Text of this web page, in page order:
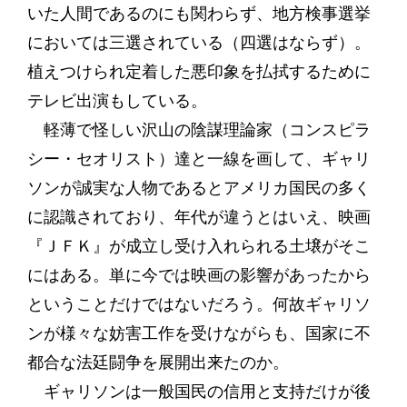
いた人間であるのにも関わらず、地方検事選挙
においては三選されている（四選はならず）。
植えつけられ定着した悪印象を払拭するために
テレビ出演もしている。
軽薄で怪しい沢山の陰謀理論家（コンスピラ
シー・セオリスト）達と一線を画して、ギャリ
ソンが誠実な人物であるとアメリカ国民の多く
に認識されており、年代が違うとはいえ、映画
『ＪＦＫ』が成立し受け入れられる土壌がそこ
にはある。単に今では映画の影響があったから
ということだけではないだろう。何故ギャリソ
ンが様々な妨害工作を受けながらも、国家に不
都合な法廷闘争を展開出来たのか。
ギャリソンは一般国民の信用と支持だけが後